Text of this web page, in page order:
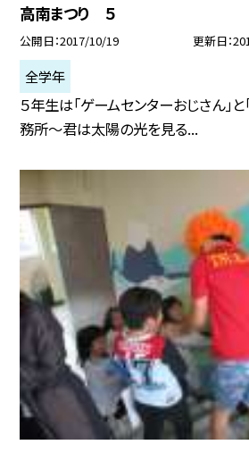
高南まつり ５
公開日 2017/10/19 更新日
全学年
５年生は「ゲームセンターおじさん」
務所〜君は太陽の光を見る...